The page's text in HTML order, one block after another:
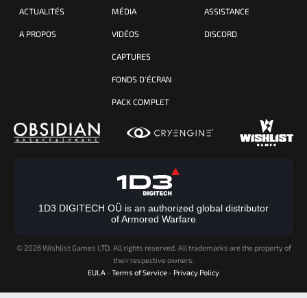
ACTUALITÉS
A PROPOS
MÉDIA
VIDÉOS
CAPTURES
FONDS D'ÉCRAN
PACK COMPLET
ASSISTANCE
DISCORD
1D3 DIGITECH OÜ is an authorized global distributor
of Armored Warfare
© 2026 Wishlist Games LTD. All rights reserved. All trademarks are the property of
their respective owners.
EULA - Terms of Service - Privacy Policy